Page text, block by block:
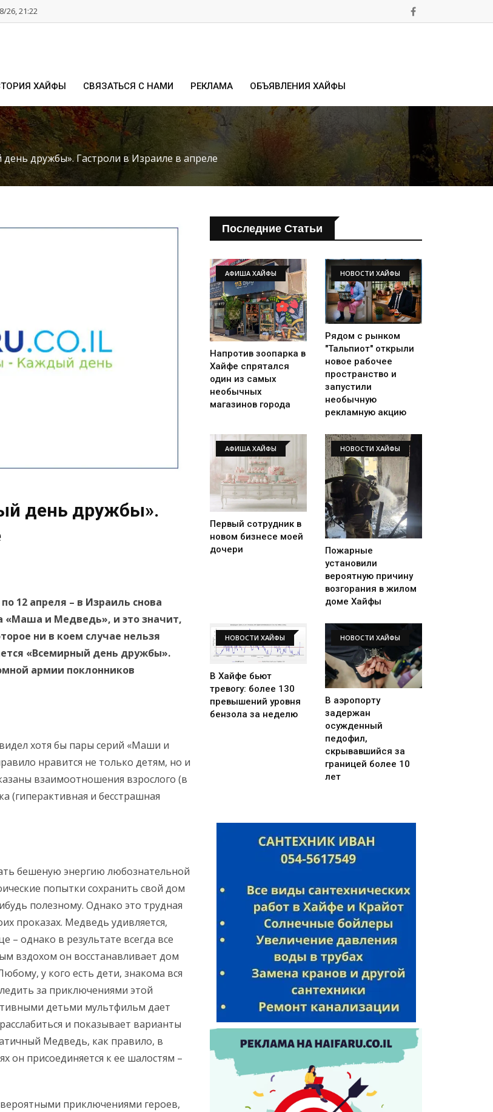
26, 21:22
ХАЙФЫ СВЯЗАТЬСЯ С НАМИ РЕКЛАМА ОБЪЯВЛЕНИЯ ХАЙФЫ
дружбы». Гастроли в Израиле в апреле
день дружбы».
12 апреля – в Израиль снова
«Маша и Медведь», и это значит,
ни в коем случае нельзя
«Всемирный день дружбы».
армии поклонников
хотя бы пары серий «Маши и
нравится не только детям, но и
взаимоотношения взрослого (в
(гиперактивная и бесстрашная
бешеную энергию любознательной
попытки сохранить свой дом
полезному. Однако это трудная
проказах. Медведь удивляется,
– однако в результате всегда все
вздохом он восстанавливает дом
у кого есть дети, знакома вся
за приключениями этой
детьми мультфильм дает
и показывает варианты
Медведь, как правило, в
он присоединяется к ее шалостям –
приключениями героев,
Последние Статьи
АФИША ХАЙФЫ
Напротив зоопарка в
Хайфе спрятался
один из самых
необычных
магазинов города
НОВОСТИ ХАЙФЫ
Рядом с рынком
"Тальпиот" открыли
новое рабочее
пространство и
запустили
необычную
рекламную акцию
АФИША ХАЙФЫ
Первый сотрудник в
новом бизнесе моей
дочери
НОВОСТИ ХАЙФЫ
Пожарные
установили
вероятную причину
возгорания в жилом
доме Хайфы
НОВОСТИ ХАЙФЫ
В Хайфе бьют
тревогу: более 130
превышений уровня
бензола за неделю
НОВОСТИ ХАЙФЫ
В аэропорту
задержан
осужденный
педофил,
скрывавшийся за
границей более 10
лет